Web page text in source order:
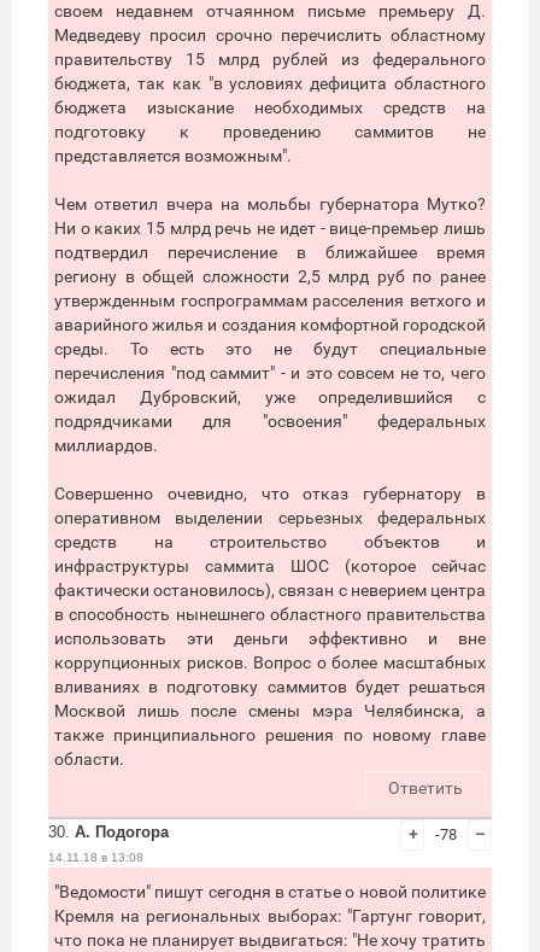
своем недавнем отчаянном письме премьеру Д.
Медведеву просил срочно перечислить областному
правительству 15 млрд рублей из федерального
бюджета, так как "в условиях дефицита областного
бюджета изыскание необходимых средств на
подготовку к проведению саммитов не
представляется возможным".
Чем ответил вчера на мольбы губернатора Мутко?
Ни о каких 15 млрд речь не идет - вице-премьер лишь
подтвердил перечисление в ближайшее время
региону в общей сложности 2,5 млрд руб по ранее
утвержденным госпрограммам расселения ветхого и
аварийного жилья и создания комфортной городской
среды. То есть это не будут специальные
перечисления "под саммит" - и это совсем не то, чего
ожидал Дубровский, уже определившийся с
подрядчиками для "освоения" федеральных
миллиардов.
Совершенно очевидно, что отказ губернатору в
оперативном выделении серьезных федеральных
средств на строительство объектов и
инфраструктуры саммита ШОС (которое сейчас
фактически остановилось), связан с неверием центра
в способность нынешнего областного правительства
использовать эти деньги эффективно и вне
коррупционных рисков. Вопрос о более масштабных
вливаниях в подготовку саммитов будет решаться
Москвой лишь после смены мэра Челябинска, а
также принципиального решения по новому главе
области.
Ответить
30. А. Подогора
14.11.18 в 13:08
+ -78 –
"Ведомости" пишут сегодня в статье о новой политике
Кремля на региональных выборах: "Гартунг говорит,
что пока не планирует выдвигаться: "Не хочу тратить